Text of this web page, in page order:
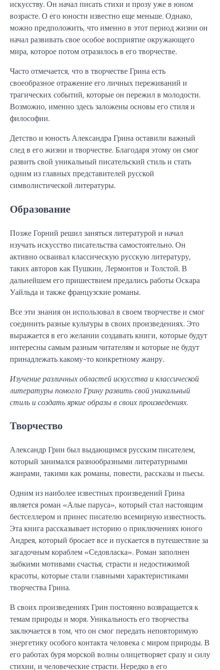
искусству. Он начал писать стихи и прозу уже в юном
возрасте. О его юности известно еще меньше. Однако,
можно предположить, что именно в этот период жизни он
начал развивать свое особое восприятие окружающего
мира, которое потом отразилось в его творчестве.
Часто отмечается, что в творчестве Грина есть
своеобразное отражение его личных переживаний и
трагических событий, которые он пережил в молодости.
Возможно, именно здесь заложены основы его стиля и
философии.
Детство и юность Александра Грина оставили важный
след в его жизни и творчестве. Благодаря этому он смог
развить свой уникальный писательский стиль и стать
одним из главных представителей русской
символистической литературы.
Образование
Позже Горний решил заняться литературой и начал
изучать искусство писательства самостоятельно. Он
активно осваивал классическую русскую литературу,
таких авторов как Пушкин, Лермонтов и Толстой. В
дальнейшем его пришествием предались работы Оскара
Уайльда и также французские романы.
Все эти знания он использовал в своем творчестве и смог
соединить разные культуры в своих произведениях. Это
выражается в его желании создавать книги, которые будут
интересны самым разным читателям и которые не будут
принадлежать какому-то конкретному жанру.
Изучение различных областей искусства и классической
литературы помогло Грину развить свой уникальный
стиль и создать яркие образы в своих произведениях.
Творчество
Александр Грин был выдающимся русским писателем,
который занимался разнообразными литературными
жанрами, такими как романы, повести, рассказы и пьесы.
Одним из наиболее известных произведений Грина
является роман «Алые паруса», который стал настоящим
бестселлером и принес писателю всемирную известность.
Эта книга рассказывает историю о приключениях юного
Андрея, который бросает все и пускается в путешествие за
загадочным кораблем «Седовласка». Роман заполнен
зыбкими мотивами счастья, страсти и недостижимой
красоты, которые стали главными характеристиками
творчества Грина.
В своих произведениях Грин постоянно возвращается к
темам природы и моря. Уникальность его творчества
заключается в том, что он смог передать неповторимую
энергетику особого контакта человека с миром природы. В
его работах буря морской волны олицетворяет сразу и силу
стихии, и человеческие страсти. Нередко в его